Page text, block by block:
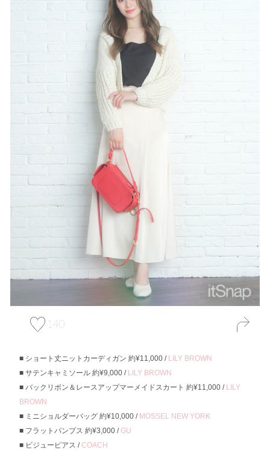
140
ショート丈ニットカーディガン 約¥11,000 / LILY BROWN
サテンキャミソール 約¥9,000 / LILY BROWN
バックリボン＆レースアップマーメイドスカート 約¥11,000 / LILY
BROWN
ミニショルダーバッグ 約¥10,000 / MOSSEL NEW YORK
フラットパンプス 約¥3,000 /GU
ビジューピアス /COACH